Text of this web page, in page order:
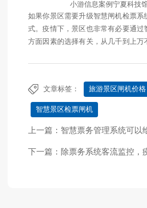
小游信息案例宁夏科技
如果你景区需要升级智慧闸机检票
式。疫情下，景区也非常有必要通
方面因素的选择有关，从几千到上
文章标签： 旅游景区闸机价格
智慧景区检票闸机
上一篇： 智慧票务管理系统可以
下一篇： 除票务系统客流监控，